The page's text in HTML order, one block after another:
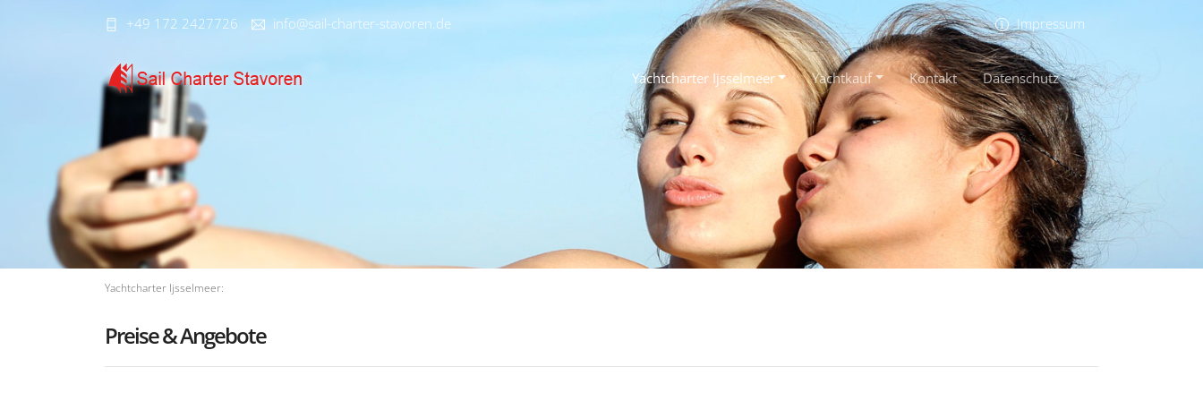
+49 172 2427726 info@sail-charter-stavoren.de Impressum
Yachtcharter Ijsselmeer Yachtkauf Kontakt Datenschutz
Yachtcharter Ijsselmeer:
Preise & Angebote